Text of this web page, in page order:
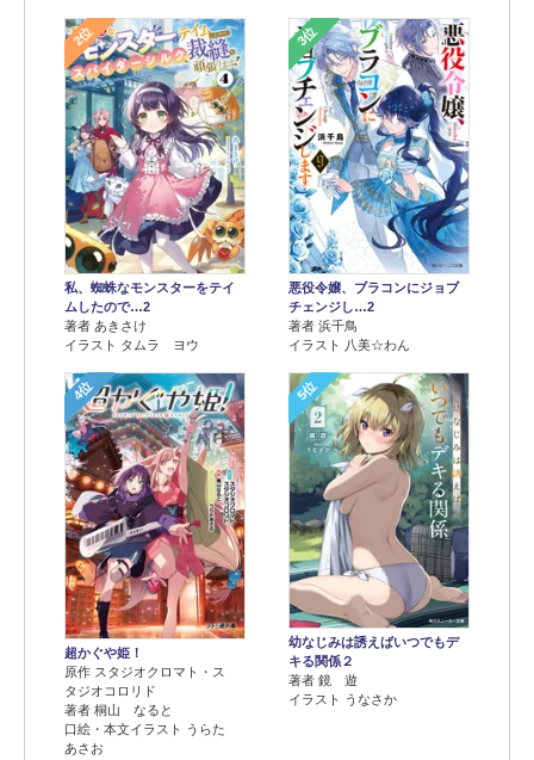
2位
私、蜘蛛なモンスターをテイ
ムしたので…2
著者 あきさけ
イラスト タムラ ヨウ
3位
悪役令嬢、ブラコンにジョブ
チェンジし…2
著者 浜千鳥
イラスト 八美☆わん
4位
超かぐや姫！
原作 スタジオクロマト・ス
タジオコロリド
著者 桐山 なると
口絵・本文イラスト うらた
あさお
5位
幼なじみは誘えばいつでもデ
キる関係２
著者 鏡 遊
イラスト うなさか